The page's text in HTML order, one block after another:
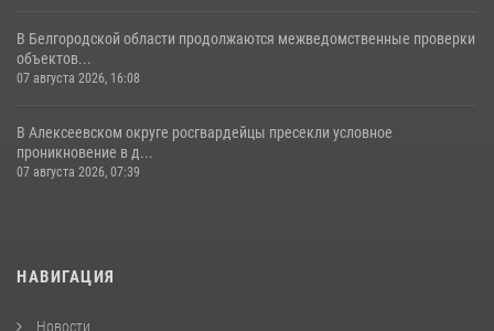
В Белгородской области продолжаются межведомственные проверки
объектов...
07 августа 2026, 16:08
В Алексеевском округе росгвардейцы пресекли условное
проникновение в д...
07 августа 2026, 07:39
НАВИГАЦИЯ
Новости